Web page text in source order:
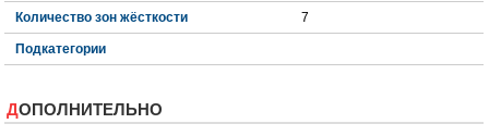
Количество зон жёсткости 7
Подкатегории
ДОПОЛНИТЕЛЬНО